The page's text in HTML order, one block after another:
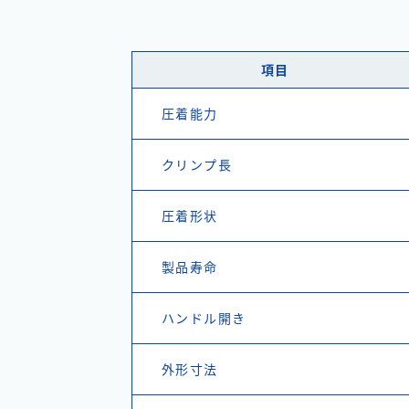
項目
圧着能力
クリンプ長
圧着形状
製品寿命
ハンドル開き
外形寸法